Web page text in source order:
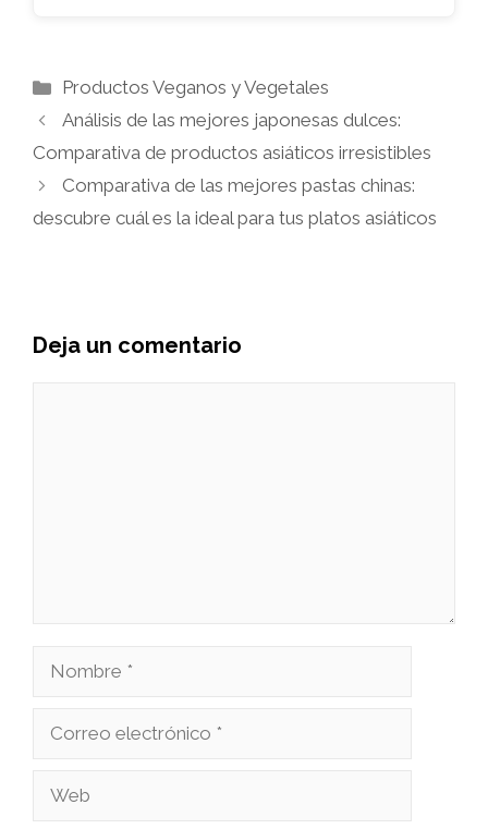
Categorías
Productos Veganos y Vegetales
Análisis de las mejores japonesas dulces:
Comparativa de productos asiáticos irresistibles
Comparativa de las mejores pastas chinas:
descubre cuál es la ideal para tus platos asiáticos
Deja un comentario
Nombre
Correo
Web